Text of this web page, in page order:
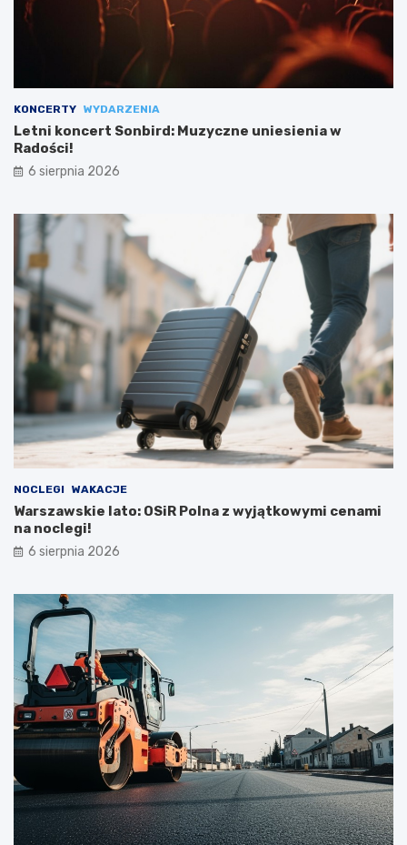
KONCERTY WYDARZENIA
Letni koncert Sonbird: Muzyczne uniesienia w
Radości!
6 sierpnia 2026
NOCLEGI WAKACJE
Warszawskie lato: OSiR Polna z wyjątkowymi cenami
na noclegi!
6 sierpnia 2026